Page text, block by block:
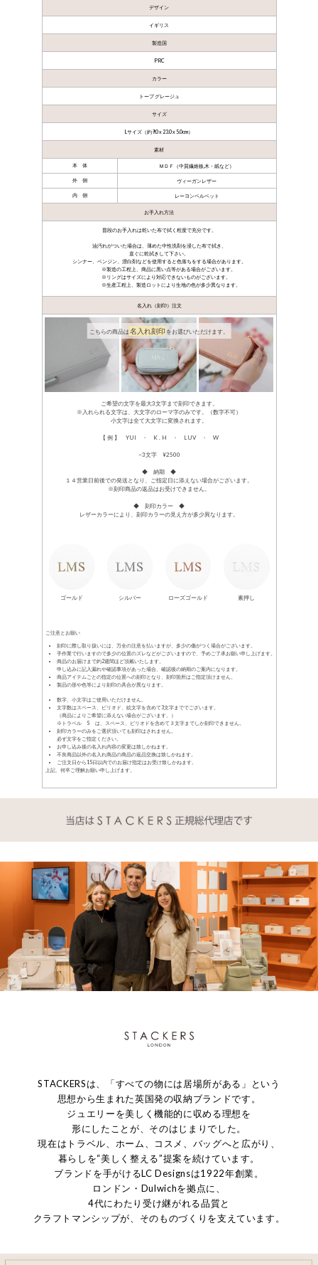
デザイン
イギリス
製造国
PRC
カラー
トープ グレージュ
サイズ
Lサイズ（約9.0 x 23.0 x 5.0cm）
素材
本 体 ＭＤＦ（中質繊維板,木・紙など）
外 側 ヴィーガンレザー
内 側 レーヨンベルベット
お手入れ方法
普段のお手入れは乾いた布で拭く程度で充分です。
油汚れがついた場合は、薄めた中性洗剤を浸した布で拭き、
直ぐに乾拭きして下さい。
シンナー、ベンジン、漂白剤などを使用すると色落ちをする場合があります。
製造の工程上、商品に黒い点等がある場合がございます。
リングはサイズにより対応できないものがございます。
生産工程上、製造ロットにより生地の色が多少異なります。
名入れ（刻印）注文
こちらの商品は 名入れ刻印 をお選びいただけます。
ご希望の文字を最大3文字まで刻印できます。
※入れられる文字は、大文字のローマ字のみです。（数字不可）
小文字は全て大文字に変換されます。
【 例 】 YUI ・ K . H ・ LUV ・ W
~3文字 ¥2500
◆ 納期 ◆
１４営業日前後での発送となり、ご指定日に添えない場合がございます。
※刻印商品の返品はお受けできません。
◆ 刻印カラー ◆
レザーカラーにより、刻印カラーの見え方が多少異なります。
ゴールド シルバー ローズゴールド 素押し
ご注意とお願い
刻印に際し取り扱いには、万全の注意を払いますが、多少の傷がつく場合がございます。
手作業で行いますので多少の位置のズレなどがございますので、予めご了承お願い申し上げます。
商品のお届けまで約2週間ほど頂戴いたします。
申し込みに記入漏れや確認事項があった場合、確認後の納期のご案内になります。
商品アイテムごとの指定の位置への刻印となり、刻印箇所はご指定頂けません。
製品の形や色等により刻印の具合が異なります。
数字、小文字はご使用いただけません。
文字数はスペース、ピリオド、絵文字を含めて3文字まででございます。
（商品によりご希望に添えない場合がございます。）
※トラベル S は、スペース、ピリオドを含めて３文字までしか刻印できません。
刻印カラーのみをご選択頂いても刻印はされません。
必ず文字をご指定ください。
お申し込み後の名入れ内容の変更は致しかねます。
不良商品以外の名入れ商品の商品の返品交換は致しかねます。
ご注文日から15日以内でのお届け指定はお受け致しかねます。
上記、何卒ご理解お願い申し上げます。
STACKERSは、「すべての物には居場所がある」という
思想から生まれた英国発の収納ブランドです。
ジュエリーを美しく機能的に収める理想を
形にしたことが、そのはじまりでした。
現在はトラベル、ホーム、コスメ、バッグへと広がり、
暮らしを“美しく整える”提案を続けています。
ブランドを手がけるLC Designsは1922年創業。
ロンドン・Dulwichを拠点に、
4代にわたり受け継がれる品質と
クラフトマンシップが、そのものづくりを支えています。